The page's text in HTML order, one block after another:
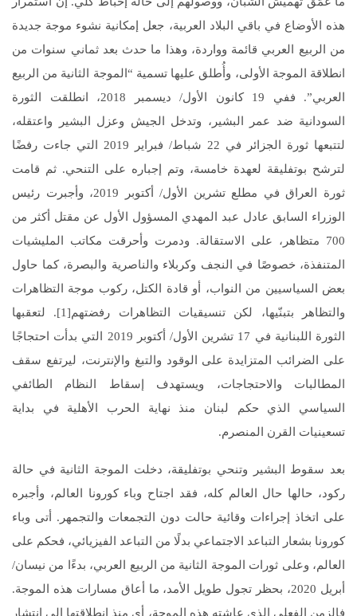
هذه الأوضاع في باقي البلاد العربية، جعل إمكانية نشوء موجة جديدة
من الربيع العربي قائمة وواردة، وهذا ما حدث بعد ثماني سنوات من
انطلاقة الموجة الأولى، وأُطلق عليها تسمية “الموجة الثانية من الربيع
العربي”. ففي 19 كانون الأول/ ديسمبر 2018، انطلقت الثورة
السودانية ضد عمر البشير، وتدخل الجيش وعزل البشير واعتقله،
لتتبعها ثورة الجزائر في 22 شباط/ فبراير 2019 التي جاءت رفضًا
لترشح بوتفليقة لعهدة خامسة، وتم إجباره على التنحي. ثم قامت
ثورة العراق في مطلع تشرين الأول/ أكتوبر 2019، وأجبرت رئيس
الوزراء السابق عادل عبد المهدي المسؤول الأول عن مقتل أكثر من
700 متظاهر، على الاستقالة. ودمرت وأحرقت مكاتب المليشيات
المتنفذة، خصوصًا في النجف وكربلاء والناصرية والبصرة، كما حاول
بعض السياسيين من النواب، أو قادة الكتل، ركوب موجة التظاهرات
والتظاهر بتبنّيها، لكن تنسيقيات التظاهرات رفضتهم[1]. لتعقبها
الثورة اللبنانية في 17 تشرين الأول/ أكتوبر 2019 التي بدأت احتجاجًا
على الضرائب المتزايدة على الوقود والتبغ والإنترنت، ليرتفع سقف
المطالبات والاحتجاجات، ويستهدف إسقاط النظام الطائفي
السياسي الذي حكم لبنان منذ نهاية الحرب الأهلية في بداية
تسعينيات القرن المنصرم.
بعد سقوط البشير وتنحي بوتفليقة، دخلت الموجة الثانية في حالة
ركود، حالها حال العالم كله، فقد اجتاح وباء كورونا العالم، وأجبره
على اتخاذ إجراءات وقائية حالت دون التجمعات والتجمهر. أتى وباء
كورونا بشعار التباعد الاجتماعي بدلًا من التباعد الفيزيائي، فحكم على
العالم، وعلى ثورات الموجة الثانية من الربيع العربي، بدءًا من نيسان/
أبريل 2020، بحظر تجول طويل الأمد، ما أعاق مسارات هذه الموجة.
فالزمن الفعلي الذي عاشته هذه الموجة، أي منذ انطلاقتها إلى انتشار